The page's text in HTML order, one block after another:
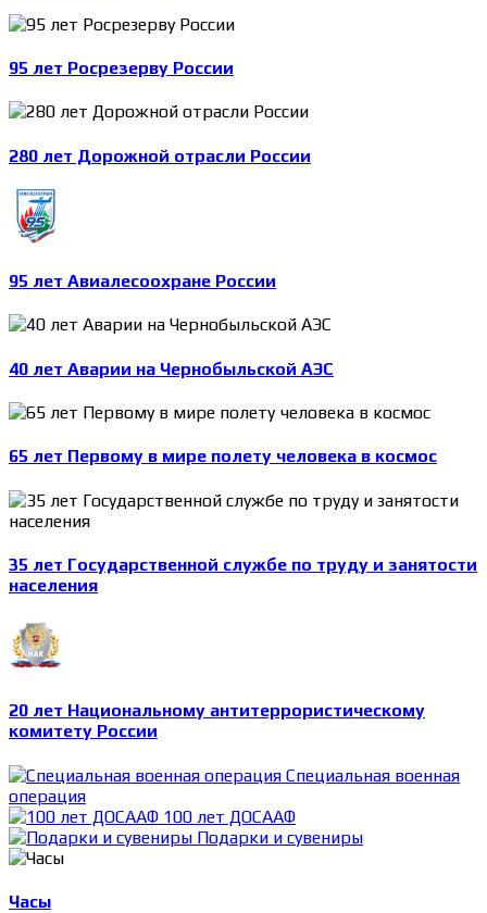
95 лет Росрезерву России
280 лет Дорожной отрасли России
95 лет Авиалесоохране России
40 лет Аварии на Чернобыльской АЭС
65 лет Первому в мире полету человека в космос
35 лет Государственной службе по труду и занятости
населения
20 лет Национальному антитеррористическому
комитету России
Специальная военная
операция
100 лет ДОСААФ
Подарки и сувениры
Часы